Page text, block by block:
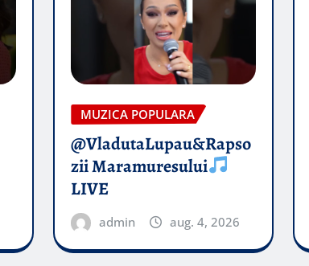
MUZICA POPULARA
@VladutaLupau&Rapso
zii Maramuresului
LIVE
admin aug. 4, 2026